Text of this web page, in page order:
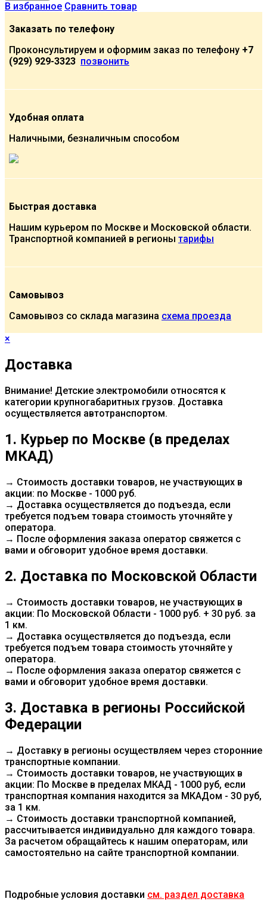
В избранное Сравнить товар
Заказать по телефону
Проконсультируем и оформим заказ по телефону +7
(929) 929-3323 позвонить
Удобная оплата
Наличными, безналичным способом
Быстрая доставка
Нашим курьером по Москве и Московской области.
Транспортной компанией в регионы тарифы
Самовывоз
Самовывоз со склада магазина схема проезда
×
Доставка
Внимание! Детские электромобили относятся к
категории крупногабаритных грузов. Доставка
осуществляется автотранспортом.
1. Курьер по Москве (в пределах
МКАД)
→ Стоимость доставки товаров, не участвующих в
акции: по Москве - 1000 руб.
→ Доставка осуществляется до подъезда, если
требуется подъем товара стоимость уточняйте у
оператора.
→ После оформления заказа оператор свяжется с
вами и обговорит удобное время доставки.
2. Доставка по Московской Области
→ Стоимость доставки товаров, не участвующих в
акции: По Московской Области - 1000 руб. + 30 руб. за
1 км.
→ Доставка осуществляется до подъезда, если
требуется подъем товара стоимость уточняйте у
оператора.
→ После оформления заказа оператор свяжется с
вами и обговорит удобное время доставки.
3. Доставка в регионы Российской
Федерации
→ Доставку в регионы осуществляем через сторонние
транспортные компании.
→ Стоимость доставки товаров, не участвующих в
акции: По Москве в пределах МКАД - 1000 руб, если
транспортная компания находится за МКАДом - 30 руб,
за 1 км.
→ Стоимость доставки транспортной компанией,
рассчитывается индивидуально для каждого товара.
За расчетом обращайтесь к нашим операторам, или
самостоятельно на сайте транспортной компании.
Подробные условия доставки см. раздел доставка